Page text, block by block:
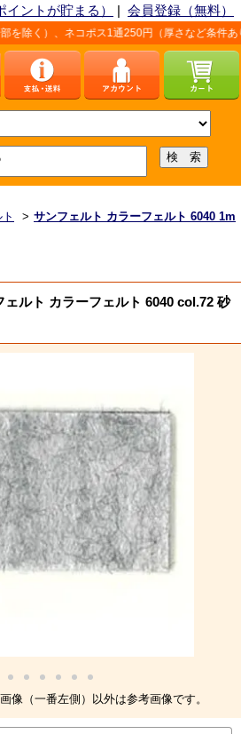
イントが貯まる） | 会員登録（無料）
1通250円（厚さなど条件あり）。詳しくは、
> サンフェルト カラーフェルト 6040 1m
ルト カラーフェルト 6040 col.72 砂
像（一番左側）以外は参考画像です。